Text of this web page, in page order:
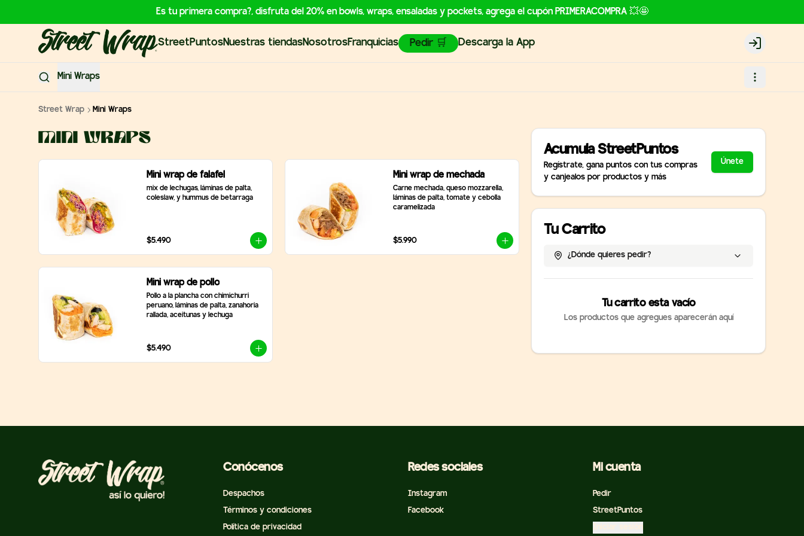
Es tu primera compra?, disfruta del 20% en bowls, wraps, ensaladas y pockets, agrega el cupón PRIMERACOMPRA 💥🤩
StreetPuntosNuestras tiendasNosotrosFranquicias Pedir 🛒 Descarga la App Login
Mini Wraps
Street Wrap Mini Wraps
Mini Wraps
Mini wrap de falafel
mix de lechugas, láminas de palta,
coleslaw, y hummus de betarraga
$5.490
Mini wrap de mechada
Carne mechada, queso mozzarella,
láminas de palta, tomate y cebolla
caramelizada
$5.990
Mini wrap de pollo
Pollo a la plancha con chimichurri
peruano, láminas de palta, zanahoria
rallada, aceitunas y lechuga
$5.490
AcumulaStreetPuntos
Regístrate, gana puntos con tus compras
y canjealos por productos y más
Únete
Tu Carrito
¿Dónde quieres pedir?
Tu carrito esta vacío
Los productos que agregues aparecerán aquí
Conócenos
Despachos
Términos y condiciones
Política de privacidad
Redes sociales
Instagram
Facebook
Mi cuenta
Pedir
StreetPuntos